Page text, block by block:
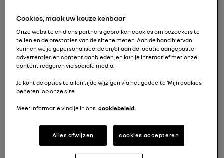
60 maanden
+ € 20 per maand
48 maanden
+ € 50 per maand
+ € 100 per maand
Cookies, maak uw keuze kenbaar
Onze website en diens partners gebruiken cookies om bezoekers te
tellen en de prestaties van de site te meten. Aan de hand hiervan
kunnen we je gepersonaliseerde en/of aan de locatie aangepaste
advertenties en content aanbieden, en kun je interactief met onze
content reageren via sociale media.
Je kunt de opties te allen tijde wijzigen via het gedeelte 'Mijn cookies
beheren' op onze site.
Meer informatie vind je in ons cookiebeleid.
Alles afwijzen cookies accepteren